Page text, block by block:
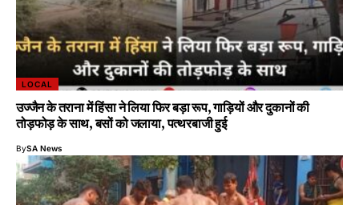
LOCAL
उज्जैन के तराना में हिंसा ने लिया फिर बड़ा रूप, गाड़ियों और दुकानों की
तोड़फोड़ के साथ, बसों को जलाया, पत्थरबाजी हुई
BySA News